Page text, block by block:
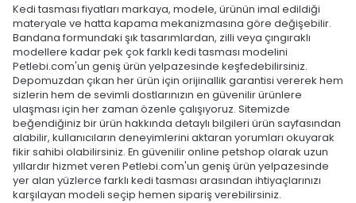
Kedi tasması fiyatları markaya, modele, ürünün imal edildiği
materyale ve hatta kapama mekanizmasına göre değişebilir.
Bandana formundaki şık tasarımlardan, zilli veya çıngıraklı
modellere kadar pek çok farklı kedi tasması modelini
Petlebi.com'un geniş ürün yelpazesinde keşfedebilirsiniz.
Depomuzdan çıkan her ürün için orijinallik garantisi vererek hem
sizlerin hem de sevimli dostlarınızın en güvenilir ürünlere
ulaşması için her zaman özenle çalışıyoruz. Sitemizde
beğendiğiniz bir ürün hakkında detaylı bilgileri ürün sayfasından
alabilir, kullanıcıların deneyimlerini aktaran yorumları okuyarak
fikir sahibi olabilirsiniz. En güvenilir online petshop olarak uzun
yıllardır hizmet veren Petlebi.com'un geniş ürün yelpazesinde
yer alan yüzlerce farklı kedi tasması arasından ihtiyaçlarınızı
karşılayan modeli seçip hemen sipariş verebilirsiniz.